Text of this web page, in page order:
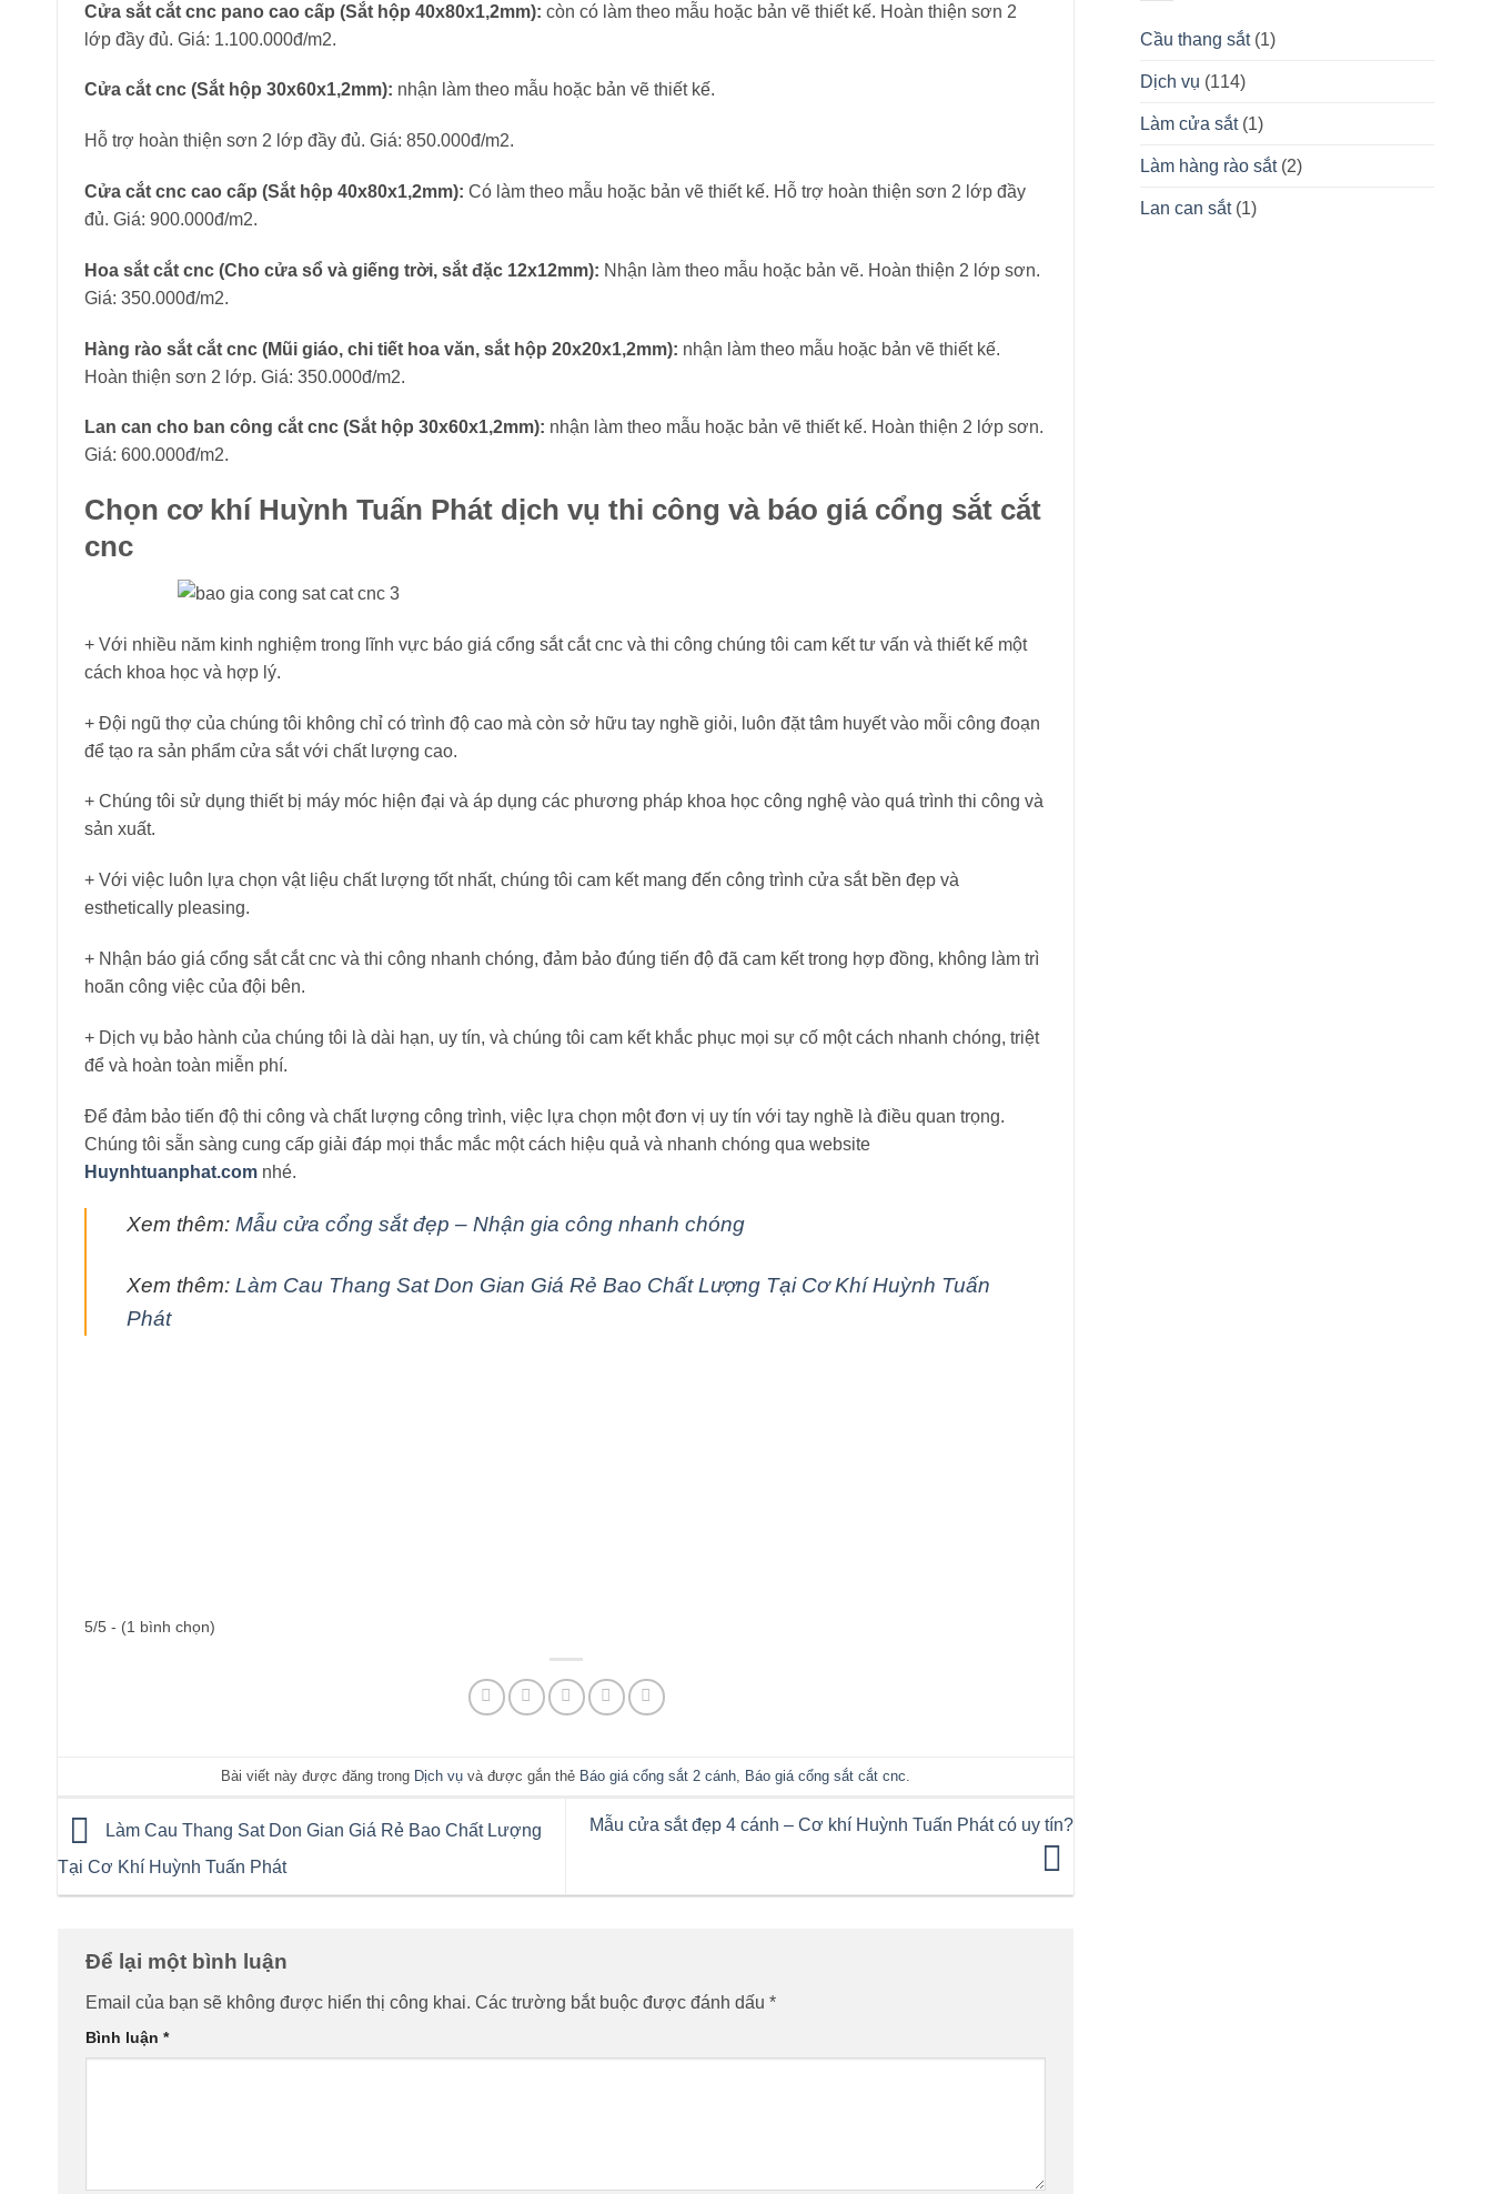
Cửa sắt cắt cnc pano cao cấp (Sắt hộp 40x80x1,2mm): còn có làm theo mẫu hoặc bản vẽ thiết kế. Hoàn thiện sơn 2
lớp đầy đủ. Giá: 1.100.000đ/m2.
Cửa cắt cnc (Sắt hộp 30x60x1,2mm): nhận làm theo mẫu hoặc bản vẽ thiết kế.
Hỗ trợ hoàn thiện sơn 2 lớp đầy đủ. Giá: 850.000đ/m2.
Cửa cắt cnc cao cấp (Sắt hộp 40x80x1,2mm): Có làm theo mẫu hoặc bản vẽ thiết kế. Hỗ trợ hoàn thiện sơn 2 lớp đầy
đủ. Giá: 900.000đ/m2.
Hoa sắt cắt cnc (Cho cửa sổ và giếng trời, sắt đặc 12x12mm): Nhận làm theo mẫu hoặc bản vẽ. Hoàn thiện 2 lớp sơn.
Giá: 350.000đ/m2.
Hàng rào sắt cắt cnc (Mũi giáo, chi tiết hoa văn, sắt hộp 20x20x1,2mm): nhận làm theo mẫu hoặc bản vẽ thiết kế.
Hoàn thiện sơn 2 lớp. Giá: 350.000đ/m2.
Lan can cho ban công cắt cnc (Sắt hộp 30x60x1,2mm): nhận làm theo mẫu hoặc bản vẽ thiết kế. Hoàn thiện 2 lớp sơn.
Giá: 600.000đ/m2.
Chọn cơ khí Huỳnh Tuấn Phát dịch vụ thi công và báo giá cổng sắt cắt
cnc
+ Với nhiều năm kinh nghiệm trong lĩnh vực báo giá cổng sắt cắt cnc và thi công chúng tôi cam kết tư vấn và thiết kế một
cách khoa học và hợp lý.
+ Đội ngũ thợ của chúng tôi không chỉ có trình độ cao mà còn sở hữu tay nghề giỏi, luôn đặt tâm huyết vào mỗi công đoạn
để tạo ra sản phẩm cửa sắt với chất lượng cao.
+ Chúng tôi sử dụng thiết bị máy móc hiện đại và áp dụng các phương pháp khoa học công nghệ vào quá trình thi công và
sản xuất.
+ Với việc luôn lựa chọn vật liệu chất lượng tốt nhất, chúng tôi cam kết mang đến công trình cửa sắt bền đẹp và
esthetically pleasing.
+ Nhận báo giá cổng sắt cắt cnc và thi công nhanh chóng, đảm bảo đúng tiến độ đã cam kết trong hợp đồng, không làm trì
hoãn công việc của đội bên.
+ Dịch vụ bảo hành của chúng tôi là dài hạn, uy tín, và chúng tôi cam kết khắc phục mọi sự cố một cách nhanh chóng, triệt
để và hoàn toàn miễn phí.
Để đảm bảo tiến độ thi công và chất lượng công trình, việc lựa chọn một đơn vị uy tín với tay nghề là điều quan trọng.
Chúng tôi sẵn sàng cung cấp giải đáp mọi thắc mắc một cách hiệu quả và nhanh chóng qua website
Huynhtuanphat.com nhé.
Xem thêm: Mẫu cửa cổng sắt đẹp – Nhận gia công nhanh chóng
Xem thêm: Làm Cau Thang Sat Don Gian Giá Rẻ Bao Chất Lượng Tại Cơ Khí Huỳnh Tuấn
Phát
5/5 - (1 bình chọn)
Bài viết này được đăng trong Dịch vụ và được gắn thẻ Báo giá cổng sắt 2 cánh Báo giá cổng sắt cắt cnc
Làm Cau Thang Sat Don Gian Giá Rẻ Bao Chất Lượng
Tại Cơ Khí Huỳnh Tuấn Phát
Mẫu cửa sắt đẹp 4 cánh – Cơ khí Huỳnh Tuấn Phát có uy tín?
Để lại một bình luận
Email của bạn sẽ không được hiển thị công khai. Các trường bắt buộc được đánh dấu *
Bình luận *
Cầu thang sắt(1)
Dịch vụ (114)
Làm cửa sắt(1)
Làm hàng rào sắt(2)
Lan can sắt(1)